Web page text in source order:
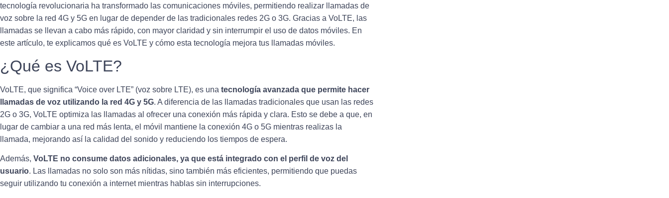
tecnología revolucionaria ha transformado las comunicaciones móviles, permitiendo realizar llamadas de
voz sobre la red 4G y 5G en lugar de depender de las tradicionales redes 2G o 3G. Gracias a VoLTE, las
llamadas se llevan a cabo más rápido, con mayor claridad y sin interrumpir el uso de datos móviles. En
este artículo, te explicamos qué es VoLTE y cómo esta tecnología mejora tus llamadas móviles.
¿Qué es VoLTE?
VoLTE, que significa “Voice over LTE” (voz sobre LTE), es una tecnología avanzada que permite hacer
llamadas de voz utilizando la red 4G y 5G. A diferencia de las llamadas tradicionales que usan las redes
2G o 3G, VoLTE optimiza las llamadas al ofrecer una conexión más rápida y clara. Esto se debe a que, en
lugar de cambiar a una red más lenta, el móvil mantiene la conexión 4G o 5G mientras realizas la
llamada, mejorando así la calidad del sonido y reduciendo los tiempos de espera.
Además, VoLTE no consume datos adicionales, ya que está integrado con el perfil de voz del
usuario. Las llamadas no solo son más nítidas, sino también más eficientes, permitiendo que puedas
seguir utilizando tu conexión a internet mientras hablas sin interrupciones.